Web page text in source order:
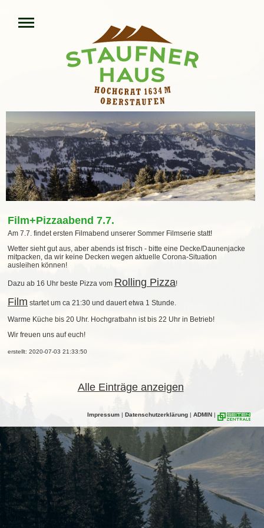
Film+Pizzaabend 7.7.
Am 7.7. findet ersten Filmabend unserer Sommer Filmserie statt!
Wetter sieht gut aus, aber abends ist frisch - bitte eine Decke/Daunenjacke
mitpacken, da wir keine Decken wegen aktuelle Corona-Situation
ausleihen können!
Dazu ab 16 Uhr beste Pizza vom Rolling Pizza!
Film startet um ca 21:30 und dauert etwa 1 Stunde.
Warme Küche bis 20 Uhr. Hochgratbahn ist bis 22 Uhr in Betrieb!
Wir freuen uns auf euch!
erstellt: 2020-07-03 21:33:50
Alle Einträge anzeigen
Impressum | Datenschutzerklärung | ADMIN |